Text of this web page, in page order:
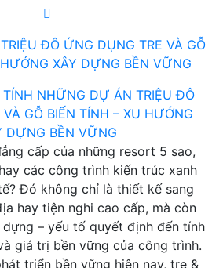
TÍNH NHỮNG DỰ ÁN TRIỆU ĐÔ
GỖ BIẾN TÍNH – XU HƯỚNG
DỰNG BỀN VỮNG
cấp của những resort 5 sao,
các công trình kiến trúc xanh
Đó không chỉ là thiết kế sang
hay tiện nghi cao cấp, mà còn
– yếu tố quyết định đến tính
giá trị bền vững của công trình.
triển bền vững hiện nay, tre &